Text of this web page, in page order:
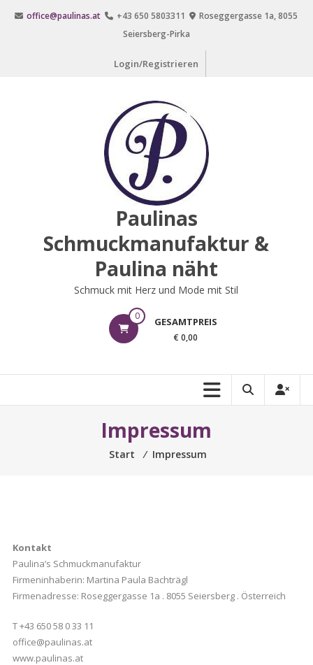
Inhalt
office@paulinas.at +43 650 5803311
Roseggergasse 1a, 8055
Seiersberg-Pirka
Login/Registrieren
Paulinas
Schmuckmanufaktur &
Paulina näht
Schmuck mit Herz und Mode mit Stil
0 GESAMTPREIS
€ 0,00
Impressum
Start ⁄ Impressum
Kontakt
Paulina’s Schmuckmanufaktur
Firmeninhaberin: Martina Paula Bachträgl
Firmenadresse: Roseggergasse 1a . 8055 Seiersberg . Österreich
T +43 650 58 0 33 11
office@paulinas.at
www.paulinas.at